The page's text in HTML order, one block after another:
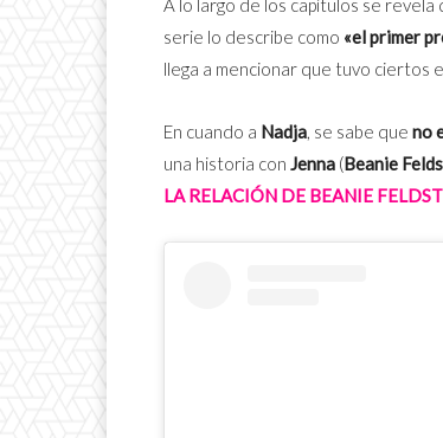
A lo largo de los capítulos se
serie lo describe como «el primer
llega a mencionar que tuvo ciertos
En cuando a Nadja, se sabe que no
una historia con Jenna (Beanie
LA RELACIÓN DE BEANIE